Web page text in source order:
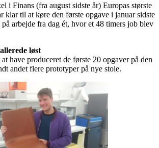
i Finans (fra august sidste år) Europas største
klar til at køre den første opgave i januar sidste
på arbejde fra dag ét, hvor et 48 timers job blev
løst
have produceret de første 20 opgaver på den
andet flere prototyper på nye stole.